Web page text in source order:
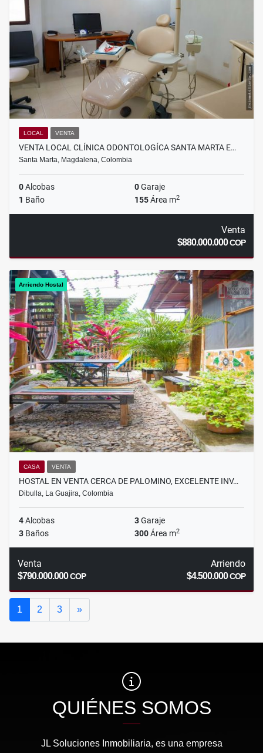
LOCAL VENTA
VENTA LOCAL CLÍNICA ODONTOLOGÍCA SANTA MARTA E…
Santa Marta, Magdalena, Colombia
0Alcobas 0Garaje
1 Baño 155Área m2
Venta
$880.000.000COP
Arriendo Hostal
CASA VENTA
HOSTAL EN VENTA CERCA DE PALOMINO, EXCELENTE INV…
Dibulla, La Guajira, Colombia
4Alcobas 3Garaje
3 Baños 300Área m2
Venta
$790.000.000COP
Arriendo
$4.500.000COP
1 2 3 »Siguiente
QUIÉNES SOMOS
JL Soluciones Inmobiliaria, es una empresa